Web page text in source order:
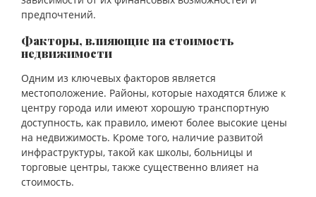
предпочтений.
Факторы, влияющие на стоимость
недвижимости
Одним из ключевых факторов является
местоположение. Районы, которые находятся ближе к
центру города или имеют хорошую транспортную
доступность, как правило, имеют более высокие цены
на недвижимость. Кроме того, наличие развитой
инфраструктуры, такой как школы, больницы и
торговые центры, также существенно влияет на
стоимость.